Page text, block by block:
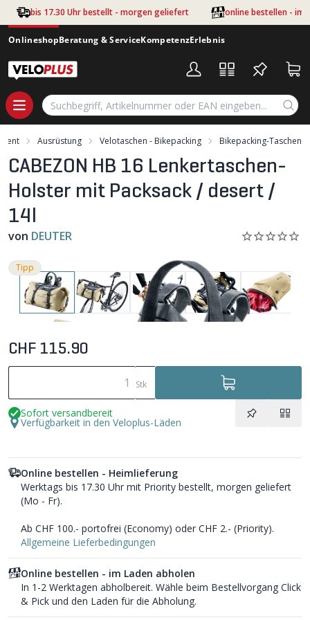
Zum Hauptinhalt springen
bis 17.30 Uhr bestellt - morgen geliefert online bestellen - im
OnlineshopBeratung & ServiceKompetenzErlebnis
Ausrüstung Velotaschen - Bikepacking Bikepacking-Taschen
CABEZON HB 16 Lenkertaschen-
Holster mit Packsack / desert /
14l
von DEUTER
Tipp
CHF 115.90
Stk
Sofort versandbereit
Verfügbarkeit in den Veloplus-Läden
Online bestellen - Heimlieferung
Werktags bis 17.30 Uhr mit Priority bestellt, morgen geliefert
(Mo - Fr).
Ab CHF 100.- portofrei (Economy) oder CHF 2.- (Priority).
Allgemeine Lieferbedingungen
Online bestellen - im Laden abholen
In 1-2 Werktagen abholbereit. Wähle beim Bestellvorgang Click
& Pick und den Laden für die Abholung.